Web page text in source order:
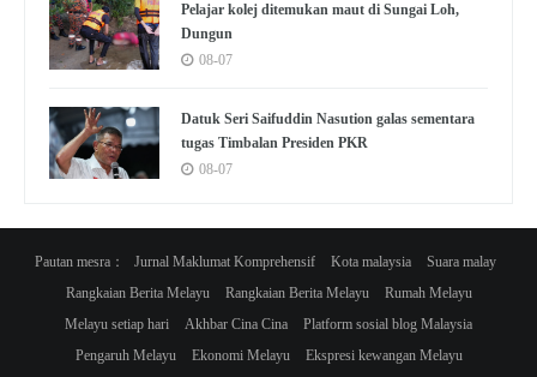
Pelajar kolej ditemukan maut di Sungai Loh,
Dungun
08-07
Datuk Seri Saifuddin Nasution galas sementara
tugas Timbalan Presiden PKR
08-07
Pautan mesra： Jurnal Maklumat Komprehensif Kota malaysia
Suara malay
Rangkaian Berita Melayu
Rangkaian Berita Melayu
Rumah Melayu
Melayu setiap hari
Akhbar Cina Cina
Platform sosial blog Malaysia
Pengaruh Melayu
Ekonomi Melayu Ekspresi kewangan Melayu